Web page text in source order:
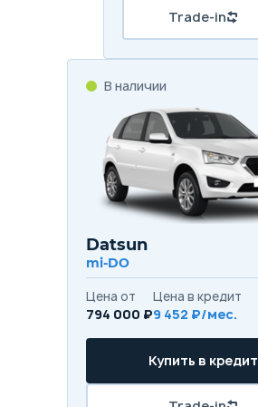
Trade-in
В наличии
Datsun
mi-DO
Цена от
794 000 ₽
Цена в кредит
9 452 ₽/мес.
Купить в кредит